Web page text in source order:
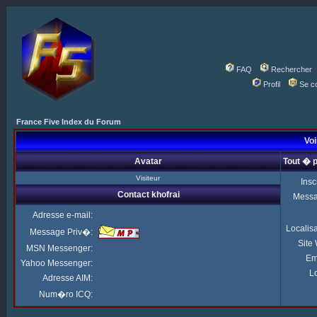
FAQ
Rechercher
Profil
Se
France Five Index du Forum
Avatar Tout �
Visiteur
Site
Contact khofrai
Adresse e-mail:
Message Priv�:
MSN Messenger:
Yahoo Messenger:
Adresse AIM:
Num�ro ICQ: